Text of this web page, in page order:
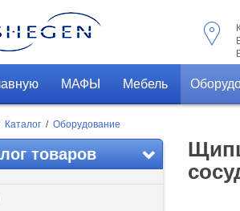
МАФЫ Мебель
Каталог / Оборудование
товаров